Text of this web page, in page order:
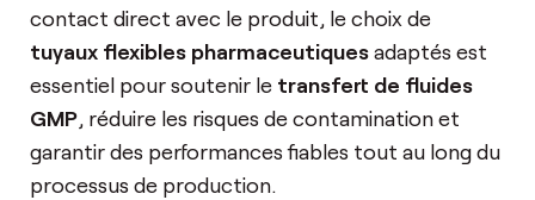
contact direct avec le produit, le choix de
tuyaux flexibles pharmaceutiquesadaptés est
essentiel pour soutenir le transfert de fluides
GMP, réduire les risques de contamination et
garantir des performances fiables tout au long du
processus de production.